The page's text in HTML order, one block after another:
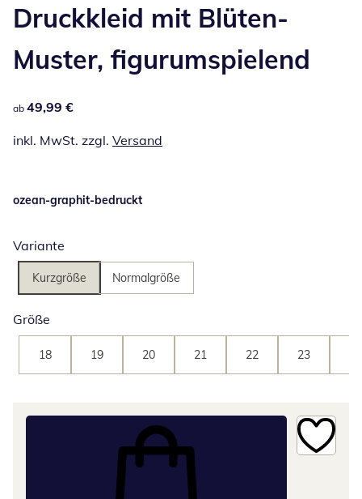
Druckkleid mit Blüten-
Muster, figurumspielend
49,99 €
ab 49,99 €
inkl. MwSt. zzgl. Versand
ozean-graphit-bedruckt
Variante
Kurzgröße Normalgröße
Größe
18 19 20 21 22 23